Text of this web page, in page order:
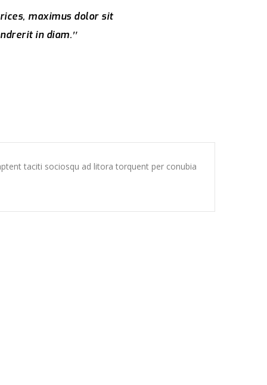
maximus dolor sit
in diam.
taciti sociosqu ad litora torquent per conubia